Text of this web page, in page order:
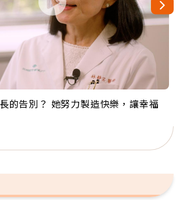
的告別？ 她努力製造快樂，讓幸福
力神父 為台灣奉獻36年 「台灣是我
都講台語！」
、搬回台灣找快樂！「蛋黃哥小
，逗樂上萬爺奶：退休後才開始真
世界紀錄 成為全球最年長羽球選
秘密原來是「這個」
追夢…黑手阿伯拉小提琴還登上小
大讚！